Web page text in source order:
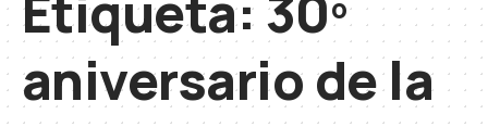
aniversario de la